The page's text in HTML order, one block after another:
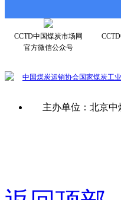
CCTD中国煤炭市场网
官方微信公众号
中国煤炭运销协会国家煤炭工
主办单位：北京中